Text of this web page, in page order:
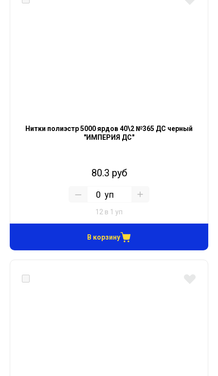
Нитки полиэстр 5000 ярдов 40\2 №365 ДС черный
"ИМПЕРИЯ ДС"
80.3 руб
уп
12 в 1 уп
В корзину